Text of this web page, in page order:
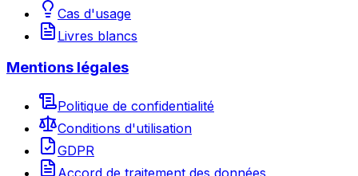
Cas d'usage
Livres blancs
Mentions légales
Politique de confidentialité
Conditions d'utilisation
GDPR